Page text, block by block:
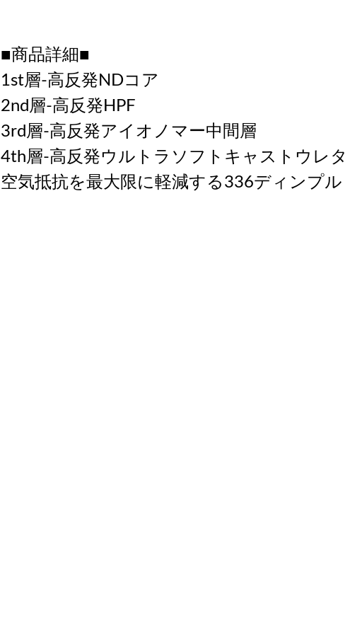
■商品詳細■
1st層-高反発NDコア
2nd層-高反発HPF
3rd層-高反発アイオノマー中間層
4th層-高反発ウルトラソフトキャストウレ
空気抵抗を最大限に軽減する336ディンプル